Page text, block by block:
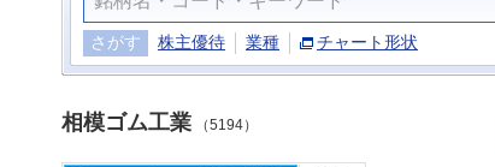
さがす 株主優待 業種 チャート形状
相模ゴム工業 （5194）